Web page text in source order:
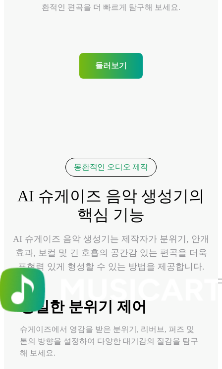
환적인 편곡을 더 빠르게 탐구해 보세요.
둘러보기
몽환적인 오디오 제작
AI 슈게이즈 음악 생성기의
핵심 기능
AI 슈게이즈 음악 생성기는 제작자가 분위기, 안개
효과, 보컬 및 긴 호흡의 공간감 있는 편곡을 더욱
표현력 있게 형성할 수 있는 방법을 제공합니다.
정밀한 분위기 제어
슈게이즈에서 영감을 받은 분위기, 리버브, 퍼즈 및
톤의 방향을 설정하여 다양한 대기감의 질감을 탐구
해 보세요.